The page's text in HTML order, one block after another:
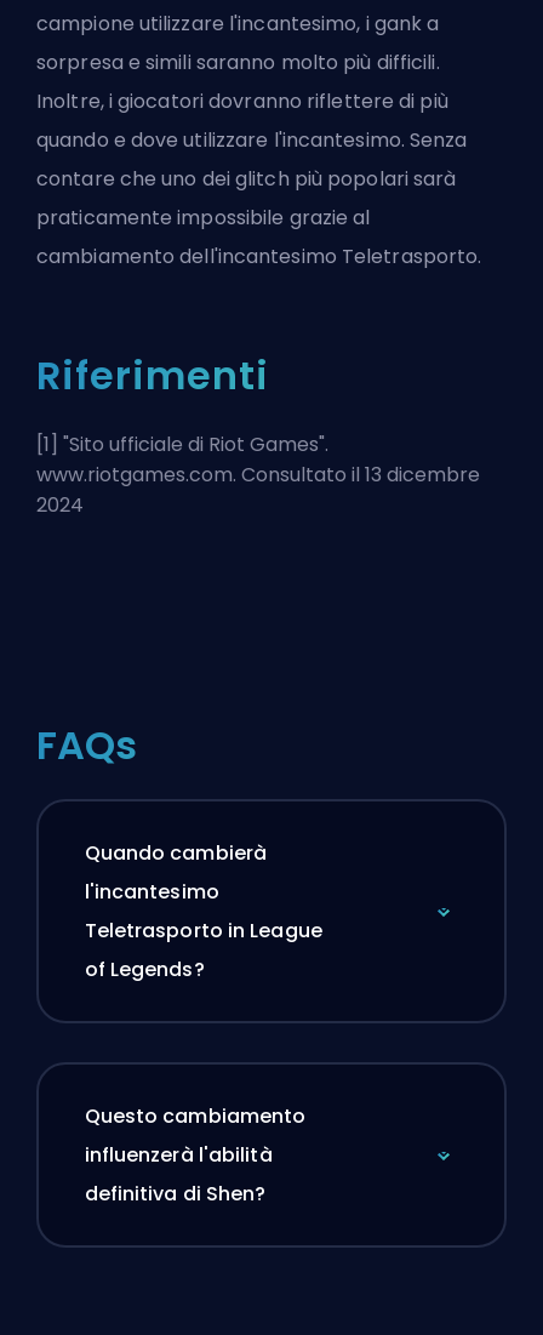
campione utilizzare l'incantesimo, i gank a
sorpresa e simili saranno molto più difficili.
Inoltre, i giocatori dovranno riflettere di più
quando e dove utilizzare l'incantesimo. Senza
contare che uno deiglitch più popolari sarà
praticamente impossibile grazie al
cambiamento dell'incantesimo Teletrasporto.
Riferimenti
[1] "Sito ufficiale di Riot Games".
www.riotgames.com. Consultato il 13 dicembre
2024
FAQs
Quando cambierà
l'incantesimo
Teletrasporto in League
of Legends?
Questo cambiamento
influenzerà l'abilità
definitiva di Shen?